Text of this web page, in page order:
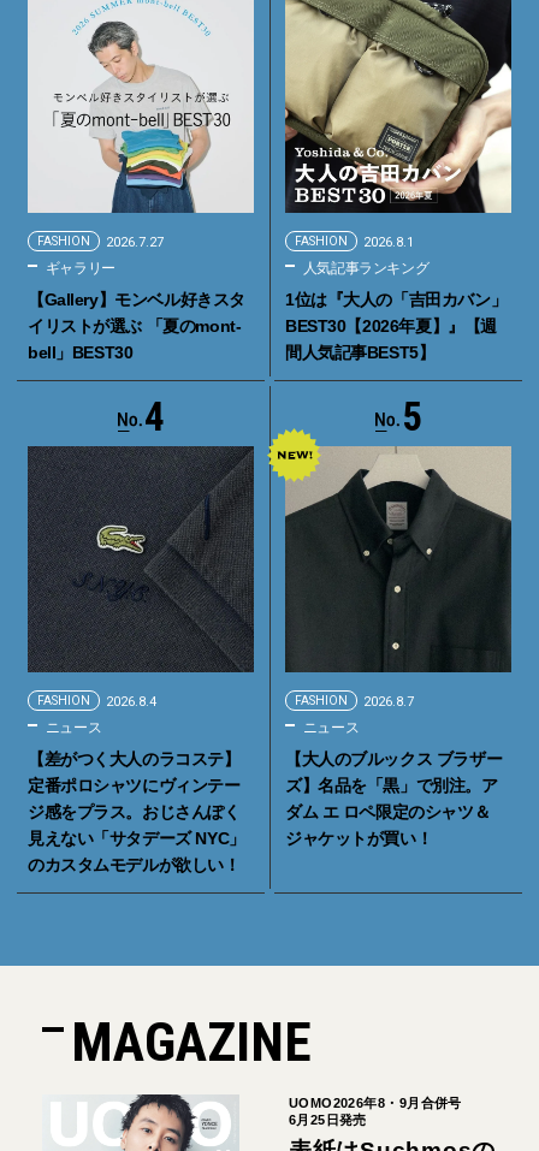
FASHION 2026.7.27
ギャラリー
【Gallery】モンベル好きスタ
イリストが選ぶ 「夏のmont-
bell」BEST30
FASHION 2026.8.1
人気記事ランキング
1位は『大人の「吉田カバン」
BEST30【2026年夏】』【週
間人気記事BEST5】
4
FASHION 2026.8.4
ニュース
【差がつく大人のラコステ】
定番ポロシャツにヴィンテー
ジ感をプラス。おじさんぽく
見えない「サタデーズ NYC」
のカスタムモデルが欲しい！
5
FASHION 2026.8.7
ニュース
【大人のブルックス ブラザー
ズ】名品を「黒」で別注。ア
ダム エ ロペ限定のシャツ＆
ジャケットが買い！
MAGAZINE
UOMO2026年8・9月合併号
6月25日発売